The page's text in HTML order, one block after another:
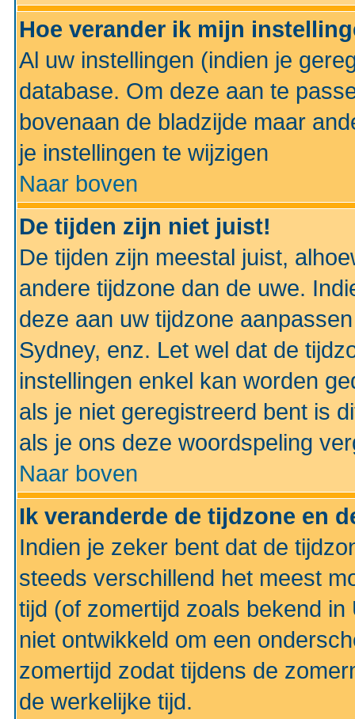
Hoe verander ik mijn
Al uw instellingen (indien je
database. Om deze aan te
bovenaan de bladzijde maar
je instellingen te wijzigen
Naar boven
De tijden zijn niet juist!
De tijden zijn meestal juist,
andere tijdzone dan de uwe.
deze aan uw tijdzone
Sydney, enz. Let wel dat de
instellingen enkel kan worden
als je niet geregistreerd bent is
als je ons deze woordspeling
Naar boven
Ik veranderde de tijdzone en
Indien je zeker bent dat de
steeds verschillend het meest
tijd (of zomertijd zoals bekend
niet ontwikkeld om een
zomertijd zodat tijdens de
de werkelijke tijd.